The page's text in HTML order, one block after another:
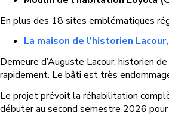
En plus des 18 sites emblématiques
La maison de l’historien
Demeure d’Auguste Lacour, historien
rapidement. Le bâti est très
Le projet prévoit la réhabilitation
débuter au second semestre 2026